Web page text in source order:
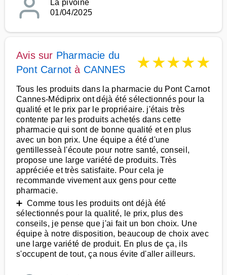
La pivoine
01/04/2025
Avis sur Pharmacie du
Pont Carnot à CANNES ★★★★★
Tous les produits dans la pharmacie du Pont Carnot
Cannes-Médiprix ont déjà été sélectionnés pour la
qualité et le prix par le propriéaire. j'étais très
contente par les produits achetés dans cette
pharmacie qui sont de bonne qualité et en plus
avec un bon prix. Une équipe a été d'une
gentillesseà l'écoute pour notre santé, conseil,
propose une large variété de produits. Très
appréciée et très satisfaite. Pour cela je
recommande vivement aux gens pour cette
pharmacie.
➕ Comme tous les produits ont déjà été
sélectionnés pour la qualité, le prix, plus des
conseils, je pense que j'ai fait un bon choix. Une
équipe à notre disposition, beaucoup de choix avec
une large variété de produit. En plus de ça, ils
s'occupent de tout, ça nous évite d'aller ailleurs.